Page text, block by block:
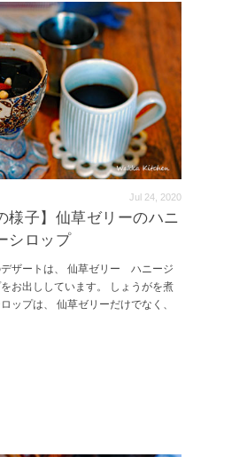
Jul 24, 2020
様子】仙草ゼリーのハニ
シロップ
ザートは、 仙草ゼリー ハニージ
お出ししています。 しょうがを煮
ップは、 仙草ゼリーだけでなく、